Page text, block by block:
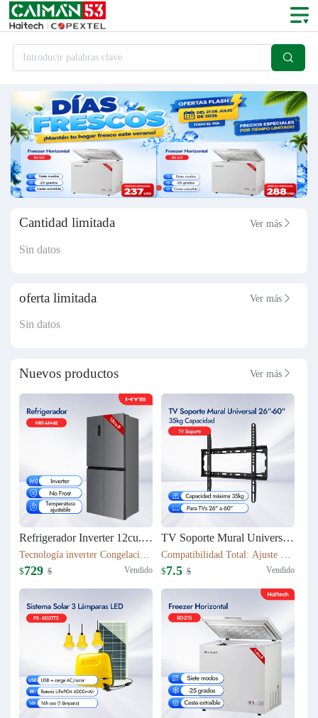
Introducir palabras clave 
Cantidad limitada Ver más 
Sin datos
oferta limitada Ver más 
Sin datos
Nuevos productos Ver más 
Refrigerador Inverter 12cu.ft (337L) 4 puertas HRF-AM48
Tecnología inverter Congelación: 112L Refrigeración: 225L Dimensión: W79.5*D63*H180(cm) Peso neto/bruto: 79KG / 87KG
$729 $ Vendido
TV Soporte Mural Universal 26"-60" | 35kg Capacidad | T50S
Compatibilidad Total: Ajuste perfecto para TVs 26" a 60" Robustez Industrial: Capacidad máxima 35kg con chasis de acero 1.1mm
$7.5 $ Vendido